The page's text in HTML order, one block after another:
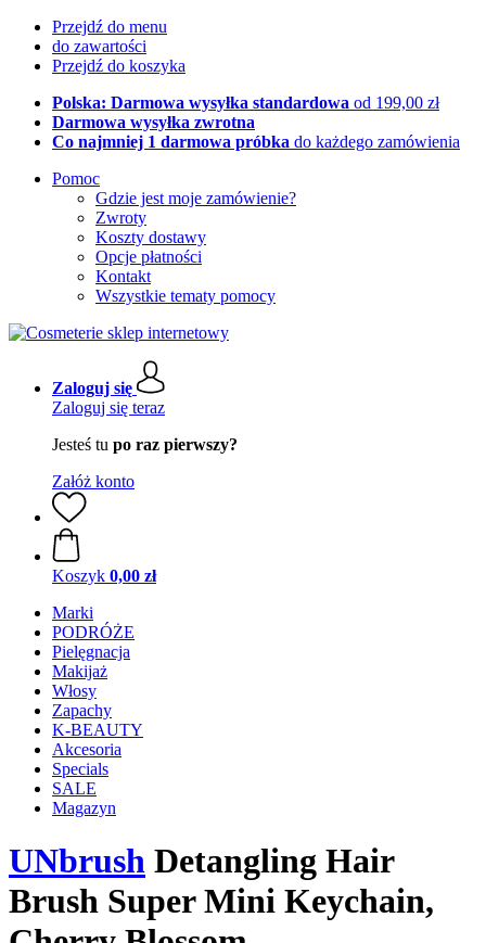
Przejdź do menu
do zawartości
Przejdź do koszyka
Polska: Darmowa wysyłka standardowa od 199,00 zł
Darmowa wysyłka zwrotna
Co najmniej 1 darmowa próbka do każdego zamówienia
Pomoc
Gdzie jest moje zamówienie?
Zwroty
Koszty dostawy
Opcje płatności
Kontakt
Wszystkie tematy pomocy
Zaloguj się
Zaloguj się teraz
Jesteś tu po raz pierwszy?
Załóż konto
Koszyk 0,00 zł
Marki
PODRÓŻE
Pielęgnacja
Makijaż
Włosy
Zapachy
K-BEAUTY
Akcesoria
Specials
SALE
Magazyn
UNbrush Detangling Hair
Brush Super Mini Keychain,